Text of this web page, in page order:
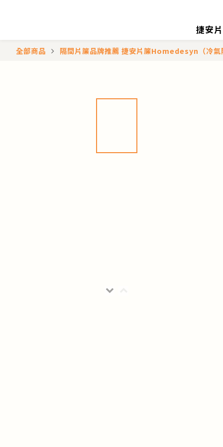
捷安
全部商品 隔間片簾品牌推薦 捷安片簾Homedesyn（冷氣